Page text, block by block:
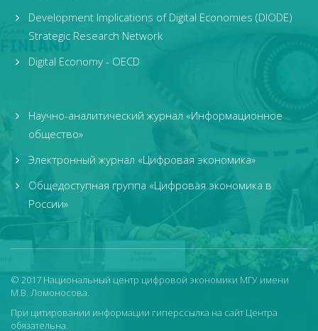
Development Implications of Digital Economies (DIODE)
Strategic Research Network
Digital Economy - OECD
Научно-аналитический журнал «Информационное
общество»
Электронный журнал «Цифровая экономика»
Общедоступная группа «Цифровая экономика в
России»
© 2017 Национальный центр цифровой экономики МГУ имени
М.В. Ломоносова.
При цитировании информации гиперссылка на сайт Центра
обязательна.